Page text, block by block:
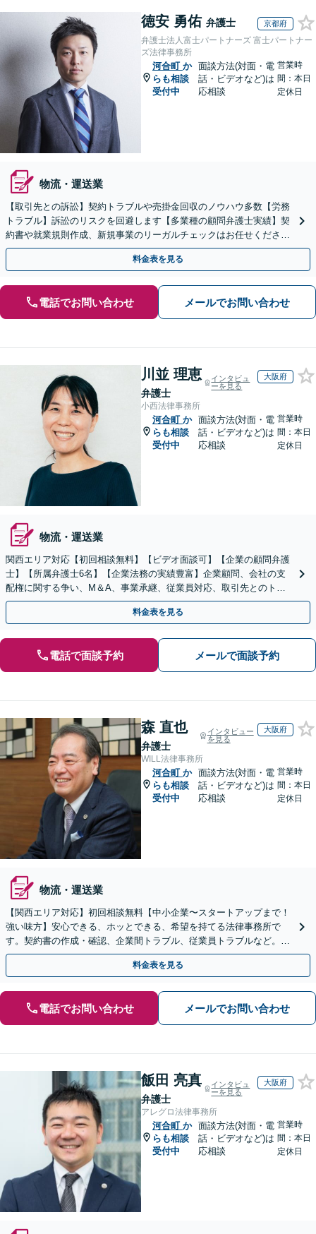
徳安 勇佑 弁護士 京都府
弁護士法人富士パートナーズ 富士パートナー
ズ法律事務所
河合町 か
らも相談
受付中
面談方法(対面・電
話・ビデオなど)は
応相談
営業時
間：本日
定休日
物流・運送業
【取引先との訴訟】契約トラブルや売掛金回収のノウハウ多数【労務
トラブル】訴訟のリスクを回避します【多業種の顧問弁護士実績】契
約書や就業規則作成、新規事業のリーガルチェックはお任せくださ
い。単発のご依頼OK。
料金表を見る
電話でお問い合わせ メールでお問い合わせ
川並 理恵
弁護士
インタビュ
ーを見る
大阪府
小西法律事務所
河合町 か
らも相談
受付中
面談方法(対面・電
話・ビデオなど)は
応相談
営業時
間：本日
定休日
物流・運送業
関西エリア対応【初回相談無料】【ビデオ面談可】【企業の顧問弁護
士】【所属弁護士6名】【企業法務の実績豊富】企業顧問、会社の支
配権に関する争い、M＆A、事業承継、従業員対応、取引先とのトラ
ブル、債権回収等につき豊富な対応実績
料金表を見る
電話で面談予約 メールで面談予約
森 直也
弁護士
インタビュー
を見る
大阪府
WILL法律事務所
河合町 か
らも相談
受付中
面談方法(対面・電
話・ビデオなど)は
応相談
営業時
間：本日
定休日
物流・運送業
【関西エリア対応】初回相談無料【中小企業〜スタートアップまで！
強い味方】安心できる、ホッとできる、希望を持てる法律事務所で
す。契約書の作成・確認、企業間トラブル、従業員トラブルなど。現
場の声を大切にする姿勢で、よりよい解決を目指します。
料金表を見る
電話でお問い合わせ メールでお問い合わせ
飯田 亮真
弁護士
インタビュ
ーを見る
大阪府
アレグロ法律事務所
河合町 か
らも相談
受付中
面談方法(対面・電
話・ビデオなど)は
応相談
営業時
間：本日
定休日